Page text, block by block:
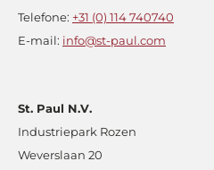
Telefone: +31 (0) 114 740740
E-mail: info@st-paul.com
St. Paul N.V.
Industriepark Rozen
Weverslaan 20